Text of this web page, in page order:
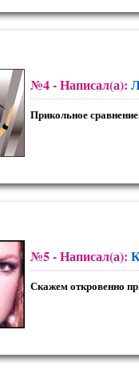
№4- Написал(а):
Прикольное
№5- Написал(а):
Скажем откровенно